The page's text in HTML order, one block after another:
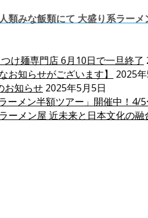
人類みな飯類にて 大盛り系ラーメ
け麺専門店 6月10日で一旦終了
お知らせがございます】
2025
お知らせ 2025年5月5日
ーメン半額ツアー」開催中！4/
ーメン屋 近未来と日本文化の